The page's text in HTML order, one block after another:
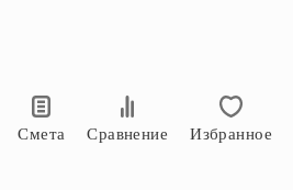
Смета
Сравнение Избранное